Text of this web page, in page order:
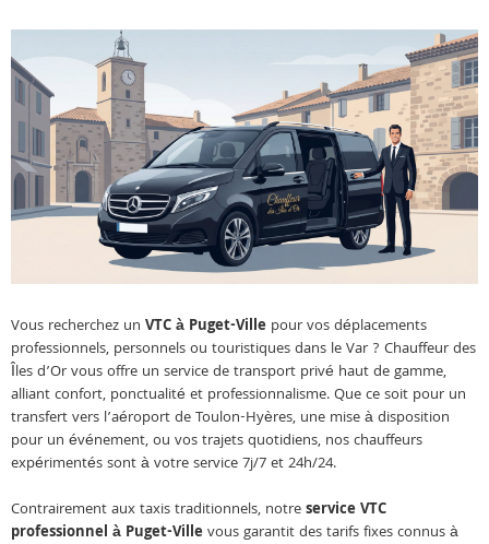
Vous recherchez un VTC à Puget-Ville pour vos déplacements
professionnels, personnels ou touristiques dans le Var ? Chauffeur des
Îles d’Or vous offre un service de transport privé haut de gamme,
alliant confort, ponctualité et professionnalisme. Que ce soit pour un
transfert vers l’aéroport de Toulon-Hyères, une mise à disposition
pour un événement, ou vos trajets quotidiens, nos chauffeurs
expérimentés sont à votre service 7j/7 et 24h/24.
Contrairement aux taxis traditionnels, notreservice VTC
professionnel à Puget-Villevous garantit des tarifs fixes connus à